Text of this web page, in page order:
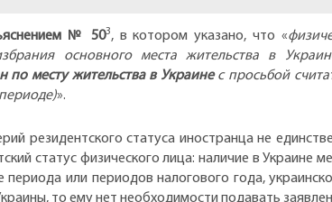
№ 503, в котором указано, что «
основного места жительства в
по месту жительства в Украинес просьбой
».
резидентского статуса иностранца не
статус физического лица: наличие в Украине
или периодов налогового года,
то ему нет необходимости подавать